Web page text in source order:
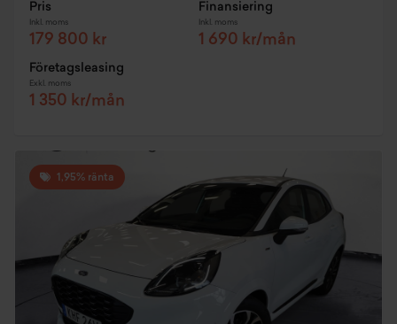
Pris
Inkl. moms
179 800 kr
Finansiering
Inkl. moms
1 690 kr/mån
Företagsleasing
Exkl. moms
1 350 kr/mån
1,95% ränta